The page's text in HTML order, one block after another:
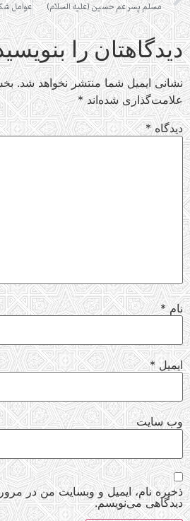
مسلم پسر عم حسین (علیه السلام)
دیدگاهتان را
نشانی ایمیل شما منتشر نخواهد شد.
علامت‌گذاری شده‌اند*
دیدگاه*
نام*
ایمیل *
وب‌ سایت
ذخیره نام، ایمیل و وبسایت من در
دیدگاهی می‌نویسم.